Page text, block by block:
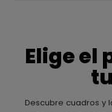
Elige el
Descubre cuadros y